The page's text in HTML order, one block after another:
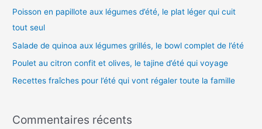
h
e
r
Poisson en papillote aux légumes d’été, le plat léger qui cuit
tout seul
Salade de quinoa aux légumes grillés, le bowl complet de l’été
Poulet au citron confit et olives, le tajine d’été qui voyage
Recettes fraîches pour l’été qui vont régaler toute la famille
Commentaires récents